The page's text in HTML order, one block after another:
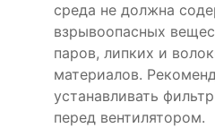
среда не должна
взрывоопасных
паров, липких и
материалов.
устанавливать
перед вентилятором.